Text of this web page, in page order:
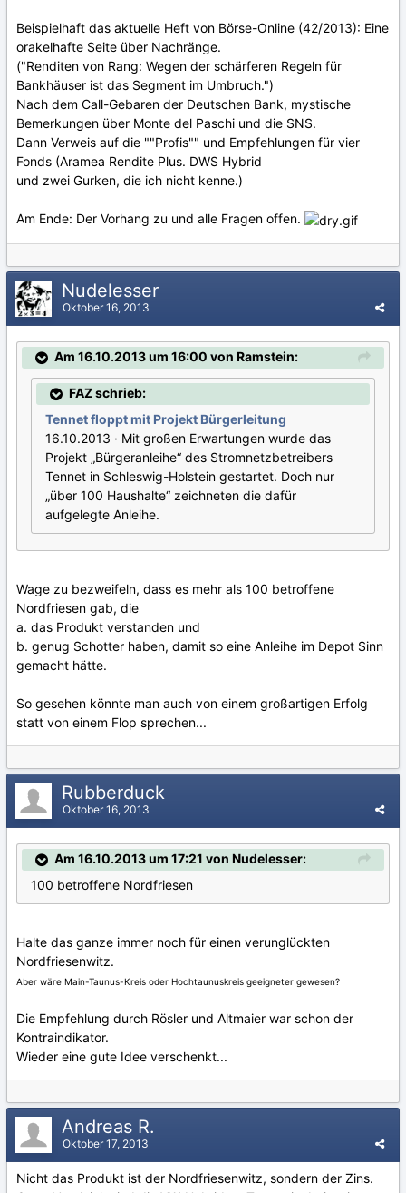
Beispielhaft das aktuelle Heft von Börse-Online (42/2013): Eine
orakelhafte Seite über Nachränge.
("Renditen von Rang: Wegen der schärferen Regeln für
Bankhäuser ist das Segment im Umbruch.")
Nach dem Call-Gebaren der Deutschen Bank, mystische
Bemerkungen über Monte del Paschi und die SNS.
Dann Verweis auf die ""Profis"" und Empfehlungen für vier
Fonds (Aramea Rendite Plus. DWS Hybrid
und zwei Gurken, die ich nicht kenne.)
Am Ende: Der Vorhang zu und alle Fragen offen.
Nudelesser
Oktober 16, 2013
Am 16.10.2013 um 16:00 von Ramstein:
FAZ schrieb:
Tennet floppt mit Projekt Bürgerleitung
16.10.2013 · Mit großen Erwartungen wurde das
Projekt „Bürgeranleihe“ des Stromnetzbetreibers
Tennet in Schleswig-Holstein gestartet. Doch nur
„über 100 Haushalte“ zeichneten die dafür
aufgelegte Anleihe.
Wage zu bezweifeln, dass es mehr als 100 betroffene
Nordfriesen gab, die
a. das Produkt verstanden und
b. genug Schotter haben, damit so eine Anleihe im Depot Sinn
gemacht hätte.
So gesehen könnte man auch von einem großartigen Erfolg
statt von einem Flop sprechen...
Rubberduck
Oktober 16, 2013
Am 16.10.2013 um 17:21 von Nudelesser:
100 betroffene Nordfriesen
Halte das ganze immer noch für einen verunglückten
Nordfriesenwitz.
Aber wäre Main-Taunus-Kreis oder Hochtaunuskreis geeigneter gewesen?
Die Empfehlung durch Rösler und Altmaier war schon der
Kontraindikator.
Wieder eine gute Idee verschenkt...
Andreas R.
Oktober 17, 2013
Nicht das Produkt ist der Nordfriesenwitz, sondern der Zins.